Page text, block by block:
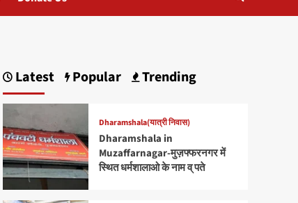
Latest Popular Trending
Dharamshala(यात्री निवास)
Dharamshala in
Muzaffarnagar-मुज़फ्फरनगर में
स्थित धर्मशालाओ के नाम व् पते